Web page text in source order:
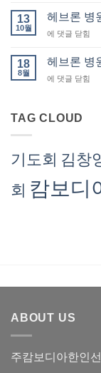
발
급
납
(회
부)
–
서
혜
교
론
병
원
료
내
11
13
10월
헤브론 병
헤
론
병
원
안
년
10
월)
에 댓글 닫힘
18
8월
헤브론 병
헤
병
안
(2025
년
에 댓글 닫힘
TAG CLOUD
기도회 김창
회 캄보디
ABOUT US
주캄보디아한인